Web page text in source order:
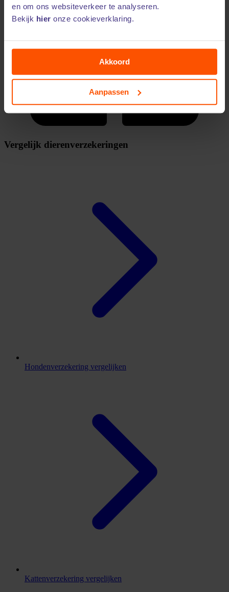
en om ons websiteverkeer te analyseren.
Bekijk hier onze cookieverklaring.
Akkoord
Aanpassen
Vergelijk dierenverzekeringen
Hondenverzekering vergelijken
Kattenverzekering vergelijken